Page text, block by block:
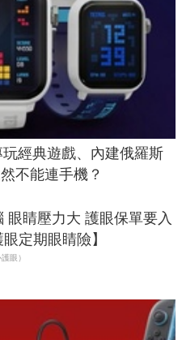
經典遊戲、內建俄羅斯
不能連手機？
眼睛壓力大 護眼保單要入
定期眼睛險】
眼）